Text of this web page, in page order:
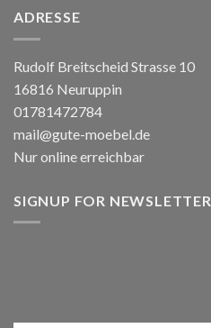
ADRESSE
Rudolf Breitscheid Strasse 10
16816 Neuruppin
01781472784
mail@gute-moebel.de
Nur online erreichbar
SIGNUP FOR NEWSLETTER